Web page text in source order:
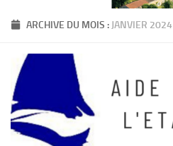
ARCHIVE DU MOIS : JANVIER 2024